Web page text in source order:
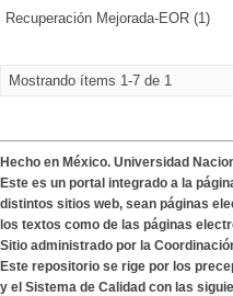
Recuperación Mejorada-EOR (1)
Mostrando ítems 1-7 de 1
Hecho en México. Universidad
Este es un portal integrado a la
distintos sitios web, sean páginas
los textos como de las páginas
Sitio administrado por la
Este repositorio se rige por los
y el Sistema de Calidad con las